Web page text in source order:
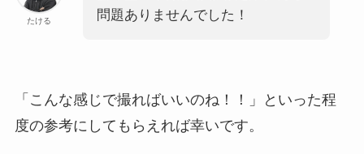
たける
問題ありませんでした！
「こんな感じで撮ればいいのね！！」といった程
度の参考にしてもらえれば幸いです。